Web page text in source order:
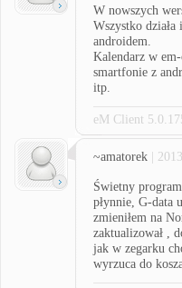
W nowszych
Wszystko
androidem.
Kalendarz w
smartfonie z
itp.
eM Client
~amatorek |
Świetny
płynnie, G-data
zmieniłem na
zaktualizował ,
jak w zegarku
wyrzuca do